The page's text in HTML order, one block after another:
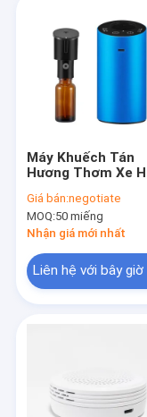
Các sản phẩm
Video
Về chúng tôi
Liên hệ chúng tôi
Tin tức
Máy tạo mùi
Máy Khuếch Tán
Hương Thơm Xe
Nạp Lại Cho Văn
Phòng Tại Nhà
Giá bán:negotiate
MOQ:50 miếng
Nhận giá mới nhất
Liên hệ với bây giờ